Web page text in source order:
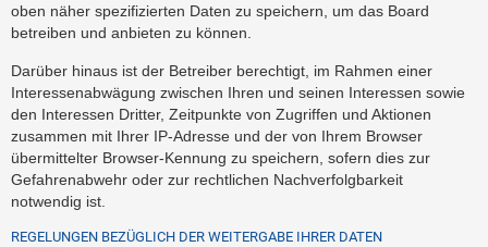
oben näher spezifizierten Daten zu speichern, um das Board
betreiben und anbieten zu können.
Darüber hinaus ist der Betreiber berechtigt, im Rahmen einer
Interessenabwägung zwischen Ihren und seinen Interessen sowie
den Interessen Dritter, Zeitpunkte von Zugriffen und Aktionen
zusammen mit Ihrer IP-Adresse und der von Ihrem Browser
übermittelter Browser-Kennung zu speichern, sofern dies zur
Gefahrenabwehr oder zur rechtlichen Nachverfolgbarkeit
notwendig ist.
REGELUNGEN BEZÜGLICH DER WEITERGABE IHRER DATEN